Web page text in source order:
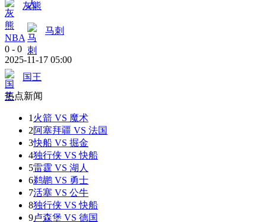
灰熊
NBA
马刺
0 - 0
2025-11-17 05:00
国王
热点新闻
1 火箭 VS 魔术
2阿塞拜疆 VS 法国
3快船 VS 掘金
4独行侠 VS 快船
5雷霆 VS 湖人
6鹈鹕 VS 勇士
7活塞 VS 公牛
8独行侠 VS 快船
9卢森堡 VS 德国